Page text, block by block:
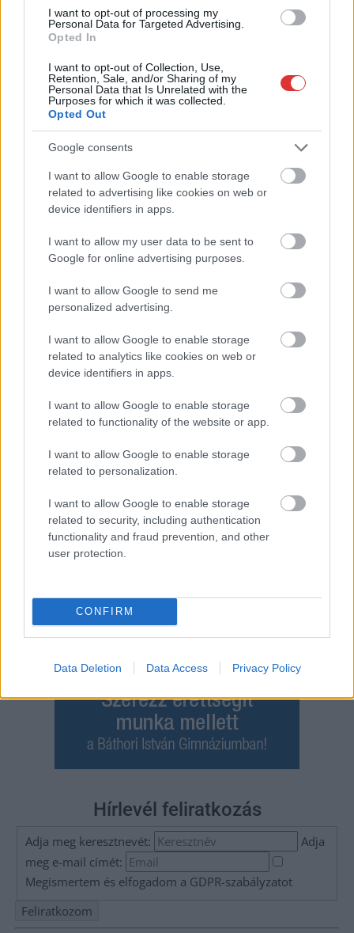
I want to opt-out of processing my
Personal Data for Targeted Advertising.
Opted In
I want to opt-out of Collection, Use,
Retention, Sale, and/or Sharing of my
Personal Data that Is Unrelated with the
Purposes for which it was collected.
Opted Out
Google consents
I want to allow Google to enable storage
related to advertising like cookies on web or
device identifiers in apps.
I want to allow my user data to be sent to
Google for online advertising purposes.
I want to allow Google to send me
personalized advertising.
I want to allow Google to enable storage
related to analytics like cookies on web or
device identifiers in apps.
I want to allow Google to enable storage
related to functionality of the website or app.
I want to allow Google to enable storage
related to personalization.
I want to allow Google to enable storage
related to security, including authentication
functionality and fraud prevention, and other
user protection.
CONFIRM
Data Deletion Data Access Privacy Policy
2026.08.06. Horváth Zsolt
A zárkában rosszul lett, elájult – ilyen
körülményekről számoltak be a szolnoki börtönből
Az ország több büntetés-végrehajtási intézetéből is hasonló
panaszok érkeztek a napokban, miután energiatakarékossági
intézkedéseket vezettek be...
2026.08.06. Horváth Zsolt
A polgármester a szolnoki cégekhez fordult: több
száz elbocsátott dolgozón segítene
polgármestere. A tószegi kerékpárgyár bezárása után
közzétett felhívásának célja, hogy...
Hírlevél feliratkozás
Adja meg keresztnevét:
Adja
meg e-mail címét:
Megismertem és elfogadom a GDPR-szabályzatot